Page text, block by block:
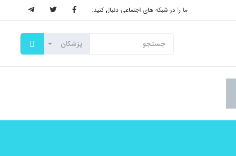
ما را در شبکه های اجتماعی دنبال کنید: